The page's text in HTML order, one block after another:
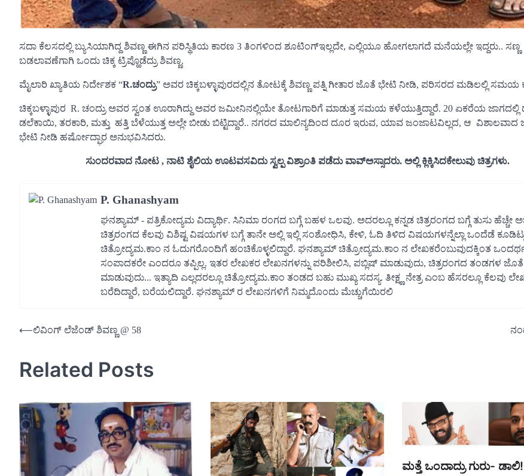
ಸದಾ ಕೆಲಸದಲ್ಲಿ ಬ್ಯುಸಿಯಾಗಿದ್ದ ಶಿವಣ್ಣ ಈಗಿನ ಪರಿಸ್ಥಿತಿಯ ಕಾರಣ 3 ತಿಂಗಳಿಂದ ಶೂಟಿಂಗ್ಇಲ್ಲದೇ, ಎಲ್ಲಿಯೂ ಹೋಗಲಾಗದೆ ಮನೆಯಲ್ಲೇ ಇದ್ದರು.. ಸಣ್ಣ
ಬಡಲಾವಣೆಗಾಗಿ ಒಂದು ಚಿಕ್ಕ ಟ್ರಿಪ್ಹೊಡೆದ್ರು ಶಿವಣ್ಣ.
ಮೈಲಾರಿ ಖ್ಯಾತಿಯ ನಿರ್ದೇಶಕ “R.ಚಂದ್ರು” ಅವರ ಚಿಕ್ಕಬಳ್ಳಾಪುರದಲ್ಲಿನ ತೋಟಕ್ಕೆ ಶಿವಣ್ಣ ಪತ್ನಿ ಗೀತಾರ ಜೊತೆ ಭೇಟಿ ನೀಡಿ, ಪರಿಸರದ ಮಡಿಲಲ್ಲಿ ಸಮಯ
ಚಿಕ್ಕಬಳ್ಳಾಪುರ R. ಚಂದ್ರು ಅವರ ಸ್ವಂತ ಊರಾಗಿದ್ದು ಅವರ ಜಮೀನಿನಲ್ಲಿಯೇ ತೋಟಗಾರಿಗೆ ಮಾಡುತ್ತ ಸಮಯ ಕಳೆಯುತ್ತಿದ್ದಾರೆ. 20 ಏಕರೆಯ ಜಾಗದಲ್ಲಿ
ಡಲೆಕಾಯಿ, ತರಕಾರಿ, ಮತ್ತು ಹತ್ತಿ ಬೆಳೆಯುತ್ತ ಅಲ್ಲೇ ಬೀಡು ಬಿಟ್ಟಿದ್ದಾರೆ.. ನಗರದ ಮಾಲಿನ್ಯದಿಂದ ದೂರ ಇರುವ, ಯಾವ ಜಂಜಾಟವಿಲ್ಲದ, ಆ ವಿಶಾಲವಾದ
ಭೇಟಿ ನೀಡಿ ಹರ್ಷೋದ್ಘಾರ ಅನುಭವಿಸಿದರು.
ಸುಂದರವಾದ ನೋಟ , ನಾಟಿ ಶೈಲಿಯ ಊಟವಸವಿದು ಸ್ವಲ್ಪ ವಿಶ್ರಾಂತಿ ಪಡೆದು ವಾವ್ಅಸ್ಸಾದರು. ಅಲ್ಲಿ ಕ್ಲಿಕ್ಕಿಸಿದಕೇಲುವು ಚಿತ್ರಗಳು.
P. Ghanashyam
ಘನಶ್ಯಾಮ್ - ಪತ್ರಿಕೋದ್ಯಮ ವಿದ್ಯಾರ್ಥಿ. ಸಿನಿಮಾ ರಂಗದ ಬಗ್ಗೆ ಬಹಳ ಒಲವು. ಅದರಲ್ಲೂ ಕನ್ನಡ ಚಿತ್ರರಂಗದ ಬಗ್ಗೆ ತುಸು ಹೆಚ್ಚೇ
ಚಿತ್ರರಂಗದ ಕೆಲವು ವಿಶಿಷ್ಟ ವಿಷಯಗಳ ಬಗ್ಗೆ ತಾನೇ ಅಲ್ಲಿ ಇಲ್ಲಿ ಸಂಶೋಧಿಸಿ, ಕೇಳಿ, ಓದಿ ತಿಳಿದ ವಿಷಯಗಳನ್ನೆಲ್ಲಾ ಒಂದೆಡೆ
ಚಿತ್ರೋದ್ಯಮ.ಕಾಂ ನ ಓದುಗರೊಂದಿಗೆ ಹಂಚಿಕೊಳ್ಳಲಿದ್ದಾರೆ. ಘನಶ್ಯಾಮ್ ಚಿತ್ರೋದ್ಯಮ.ಕಾಂ ನ ಲೇಖಕರೆಂಬುವುದಕ್ಕಿಂತ
ಸಂಪಾದಕರೇ ಎಂದರೂ ತಪ್ಪಿಲ್ಲ. ಇತರ ಲೇಖಕರ ಲೇಖನಗಳನ್ನು ಪರಿಶೀಲಿಸಿ, ಪಬ್ಲಿಷ್ ಮಾಡುವುದು, ಚಿತ್ರರಂಗದ ತಂಡಗಳ
ಮಾಡುವುದು... ಇತ್ಯಾದಿ ಎಲ್ಲದರಲ್ಲೂ ಚಿತ್ರೋದ್ಯಮ.ಕಾಂ ತಂಡದ ಬಹು ಮುಖ್ಯ ಸದಸ್ಯ. ತೀಕ್ಷ್ಣ ನೇತ್ರ ಎಂಬ ಹೆಸರಲ್ಲೂ ಕೆಲವು
ಬರೆದಿದ್ದಾರೆ, ಬರೆಯಲಿದ್ದಾರೆ. ಘನಶ್ಯಾಮ್ ರ ಲೇಖನಗಳಿಗೆ ನಿಮ್ಮದೊಂದು ಮೆಚ್ಚುಗೆಯಿರಲಿ
Post
⟵ಲಿವಿಂಗ್ ಲೆಜೆಂಡ್ ಶಿವಣ್ಣ @ 58
Related Posts
ಮತ್ತೆ ಒಂದಾದ್ರು ಗುರು- ಡಾಲಿ!